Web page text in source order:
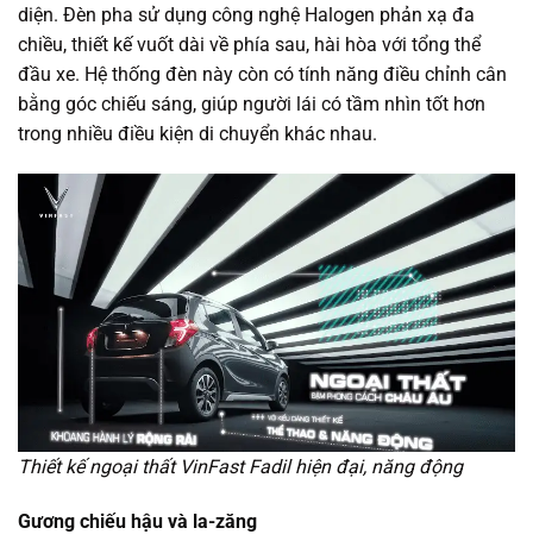
diện. Đèn pha sử dụng công nghệ Halogen phản xạ đa
chiều, thiết kế vuốt dài về phía sau, hài hòa với tổng thể
đầu xe. Hệ thống đèn này còn có tính năng điều chỉnh cân
bằng góc chiếu sáng, giúp người lái có tầm nhìn tốt hơn
trong nhiều điều kiện di chuyển khác nhau.
Thiết kế ngoại thất VinFast Fadil hiện đại, năng động
Gương chiếu hậu và la-zăng